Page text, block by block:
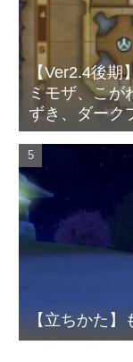
【Ver2.4後期
ミモザ、こが
ずき、ダーク
【立ちかた